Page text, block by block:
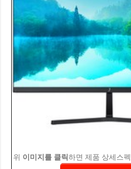
위 이미지를 클릭하면 제품 상세스